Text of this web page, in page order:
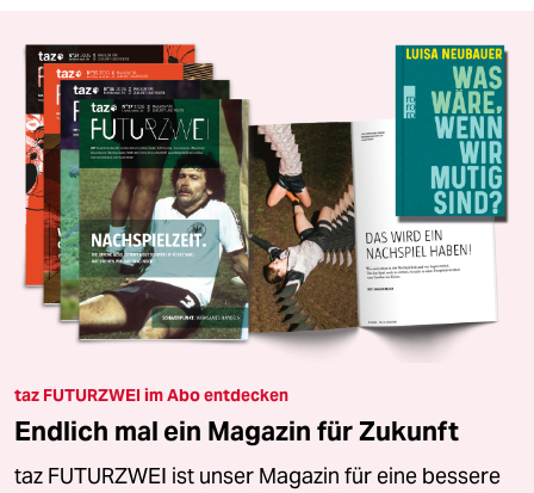
taz FUTURZWEI im Abo entdecken
Endlich mal ein Magazin für Zukunft
taz FUTURZWEI ist unser Magazin für eine bessere